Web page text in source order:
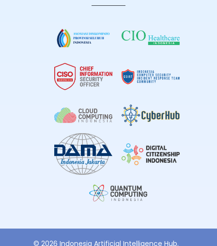
© 2026 Indonesia Artificial Intelligence Hub.